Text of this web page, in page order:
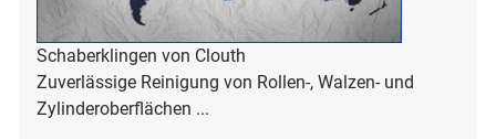
Schaberklingen von Clouth
Zuverlässige Reinigung von Rollen-, Walzen- und
Zylinderoberflächen ...